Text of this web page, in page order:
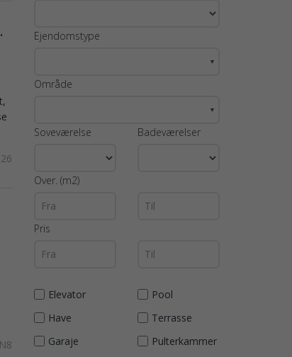
Ejendomstype
▼
Område
▼
Soveværelse Badeværelser
Over. (m2)
Pris
Elevator
Pool
Have
Terrasse
Garaje
Pulterkammer